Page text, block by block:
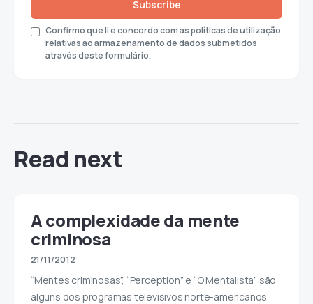
Subscribe
Confirmo que li e concordo com as políticas de utilização
relativas ao armazenamento de dados submetidos
através deste formulário.
Read next
A complexidade da mente
criminosa
21/11/2012
“Mentes criminosas”, “Perception” e “O Mentalista” são
alguns dos programas televisivos norte-americanos